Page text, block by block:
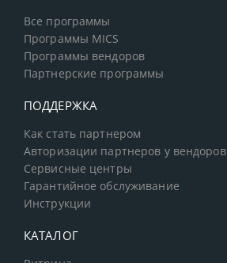
Все программы
Программы MICS
Программы вендоров
Партнерские программы
ПОДДЕРЖКА
Как стать партнером
Авторизации партнеров у вендоров
Сервисные центры
Гарантийное обслуживание
Инструкции
КАТАЛОГ